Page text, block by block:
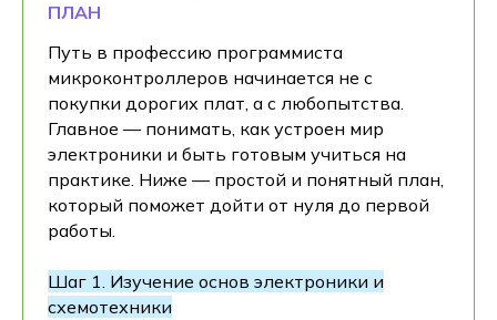
ПЛАН
Путь в профессию программиста
микроконтроллеров начинается не с
покупки дорогих плат, а с любопытства.
Главное — понимать, как устроен мир
электроники и быть готовым учиться на
практике. Ниже — простой и понятный план,
который поможет дойти от нуля до первой
работы.
Шаг 1. Изучение основ электроники и
схемотехники